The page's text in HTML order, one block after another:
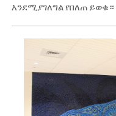
እንደሚያገለግል የበለጠ ይወቁ።